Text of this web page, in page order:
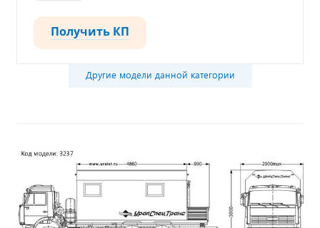
Получить КП
Другие модели данной категории